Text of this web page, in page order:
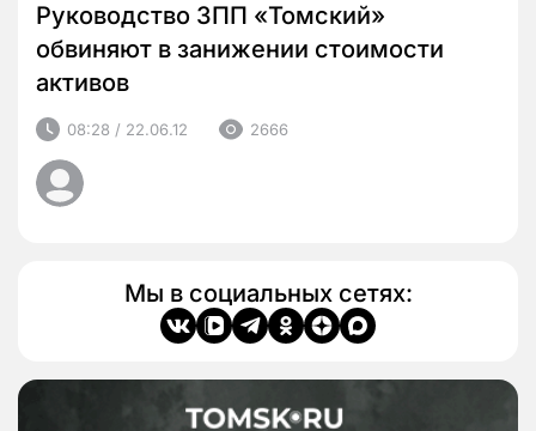
Руководство ЗПП «Томский»
обвиняют в занижении стоимости
активов
08:28 / 22.06.12 2666
Мы в социальных сетях: